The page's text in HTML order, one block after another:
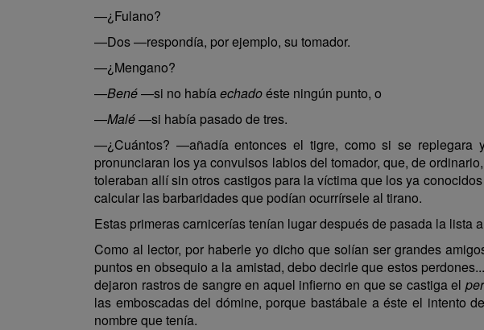
—¿Fulano?
—Dos —respondía, por ejemplo, su tomador.
—¿Mengano?
—Bené—si no habíaechadoéste ningún punto, o
—Malé—si había pasado de tres.
—¿Cuántos? —añadía entonces el tigre, como si se replegara
pronunciaran los ya convulsos labios del tomador, que, de
toleraban allí sin otros castigos para la víctima que los ya
calcular las barbaridades que podían ocurrírsele al tirano.
Estas primeras carnicerías tenían lugar después de pasada la lista
Como al lector, por haberle yo dicho que solían ser grandes
puntos en obsequio a la amistad, debo decirle que estos
dejaron rastros de sangre en aquel infierno en que se castiga el
las emboscadas del dómine, porque bastábale a éste el intento
nombre que tenía.